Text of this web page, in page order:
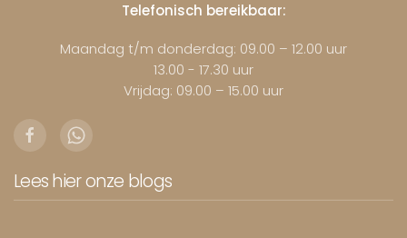
Telefonisch bereikbaar:
Maandag t/m donderdag: 09.00 – 12.00 uur
13.00 - 17.30 uur
Vrijdag: 09.00 – 15.00 uur
Lees hier onze blogs